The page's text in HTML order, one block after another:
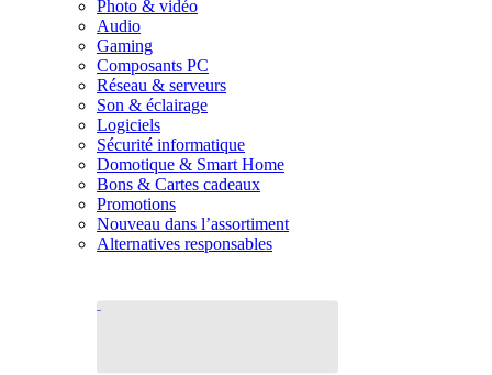
Photo & vidéo
Audio
Gaming
Composants PC
Réseau & serveurs
Son & éclairage
Logiciels
Sécurité informatique
Domotique & Smart Home
Bons & Cartes cadeaux
Promotions
Nouveau dans l’assortiment
Alternatives responsables